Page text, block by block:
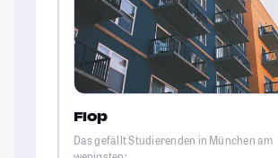
Flop
Das gefällt Studierenden in München am